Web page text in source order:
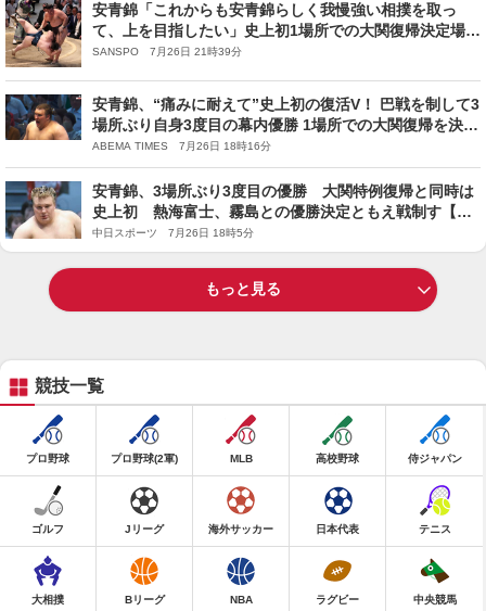
安青錦「これからも安青錦らしく我慢強い相撲を取っ
て、上を目指したい」史上初1場所での大関復帰決定場所
V 左足の痛みに耐え…優勝決定巴戦制す／名古屋場所
SANSPO 7月26日 21時39分
安青錦、“痛みに耐えて”史上初の復活V！ 巴戦を制して3
場所ぶり自身3度目の幕内優勝 1場所での大関復帰を決め
た場所でW快挙
ABEMA TIMES 7月26日 18時16分
安青錦、3場所ぶり3度目の優勝 大関特例復帰と同時は
史上初 熱海富士、霧島との優勝決定ともえ戦制す【大
相撲名古屋場所】
中日スポーツ 7月26日 18時5分
もっと見る
競技一覧
プロ野球 プロ野球(2軍) MLB 高校野球 侍ジャパン
ゴルフ Jリーグ 海外サッカー 日本代表 テニス
大相撲 Bリーグ NBA ラグビー 中央競馬